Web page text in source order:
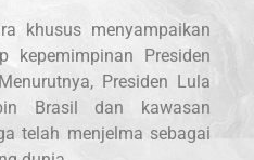
khusus menyampaikan
kepemimpinan Presiden
Presiden Lula
Brasil dan kawasan
telah menjelma sebagai